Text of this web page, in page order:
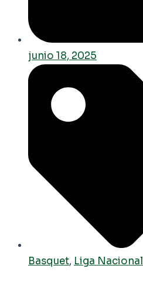
junio 18, 2025
Basquet, Liga Nacional